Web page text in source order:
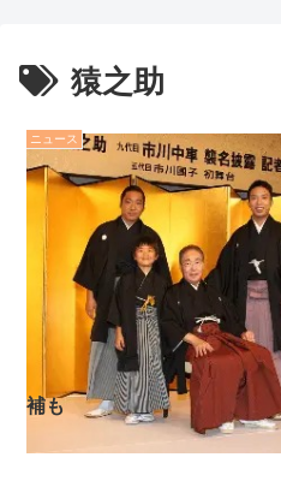
視
NEW!
女のナマ腋とこぼれそうな
お乳wwwww NEW!
【守備練習】ガルシア、
筒井コーチと左翼で特守！8
日の拙守から早速改善か
NEW!
クレバテスⅡ-魔獣の王と
偽りの勇者伝承- 第4話 感
想：敵を探すよりトアの書
を餌に誘き出す作戦！
猿之助
ニュース
補も